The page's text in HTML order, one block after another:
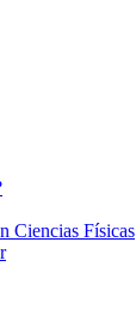
Ciencias Físicas